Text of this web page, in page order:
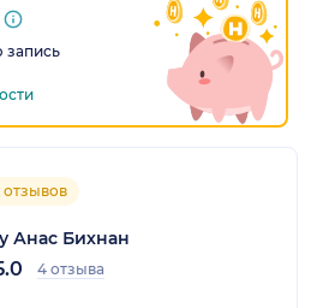
запись
отзывов
Анас Бихнан
4 отзыва